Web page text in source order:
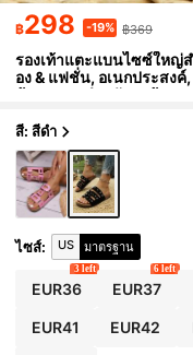
฿298 -19% ฿369
รองเท้าแตะแบนไซซ์ใหญ่
อง & แฟชั่น, อเนกประสง
ท้า, เหมาะสำหรับฤดูร้อน,
มกลางแจ้ง, รองเท้าแฟชั่
นติกสำหรับวันวาเลนไทน์,
สี: สีดำ
ไซส์: US มาตรฐาน
EUR36
3 left
EUR37
6 left
EUR41 EUR42